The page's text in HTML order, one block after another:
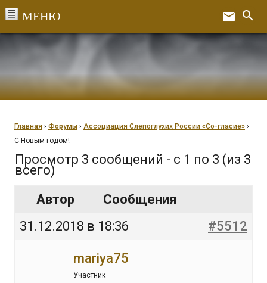
email search
Главная › Форумы › Ассоциация Слепоглухих России «Со-гласие» ›
С Новым годом!
Просмотр 3 сообщений - с 1 по 3 (из 3
всего)
Автор
Сообщения
31.12.2018 в 18:36
#5512
mariya75
Участник